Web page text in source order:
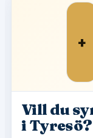
+
Vill du
i Tyresö?